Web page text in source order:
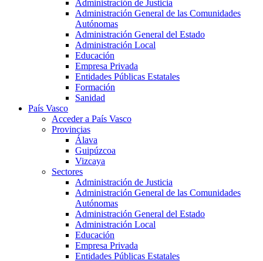
Administración de Justicia
Administración General de las Comunidades
Autónomas
Administración General del Estado
Administración Local
Educación
Empresa Privada
Entidades Públicas Estatales
Formación
Sanidad
País Vasco
Acceder a País Vasco
Provincias
Álava
Guipúzcoa
Vizcaya
Sectores
Administración de Justicia
Administración General de las Comunidades
Autónomas
Administración General del Estado
Administración Local
Educación
Empresa Privada
Entidades Públicas Estatales